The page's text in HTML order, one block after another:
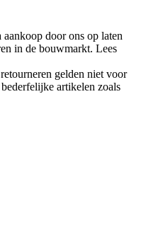
door ons op laten
in de bouwmarkt. Lees
gelden niet voor
artikelen zoals